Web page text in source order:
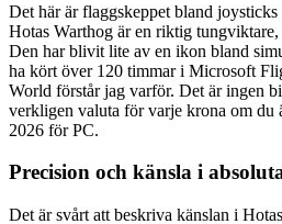
Det här är flaggskeppet bland
Hotas Warthog är en riktig
Den har blivit lite av en ikon bland
ha kört över 120 timmar i Microsoft
World förstår jag varför. Det är ingen
verkligen valuta för varje krona om du
2026 för PC.
Precision och känsla i
Det är svårt att beskriva känslan i